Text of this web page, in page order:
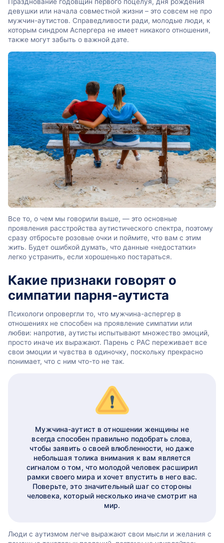
девушки или начала совместной жизни – это совсем не про
мужчин-аутистов. Справедливости ради, молодые люди, к
которым синдром Аспергера не имеет никакого отношения,
также могут забыть о важной дате.
Все то, о чем мы говорили выше, — это основные
проявления расстройства аутистического спектра, поэтому
сразу отбросьте розовые очки и поймите, что вам с этим
жить. Будет ошибкой думать, что данные «недостатки»
легко устранить, если хорошенько постараться.
Какие признаки говорят о
симпатии парня-аутиста
Психологи опровергли то, что мужчина-аспергер в
отношениях не способен на проявление симпатии или
любви: напротив, аутисты испытывают множество эмоций,
просто иначе их выражают. Парень с РАС переживает все
свои эмоции и чувства в одиночку, поскольку прекрасно
понимает, что с ним что-то не так.
Мужчина-аутист в отношении женщины не
всегда способен правильно подобрать слова,
чтобы заявить о своей влюбленности, но даже
небольшая толика внимания к вам является
сигналом о том, что молодой человек расширил
рамки своего мира и хочет впустить в него вас.
Поверьте, это значительный шаг со стороны
человека, который несколько иначе смотрит на
мир.
Люди с аутизмом легче выражают свои мысли и желания с